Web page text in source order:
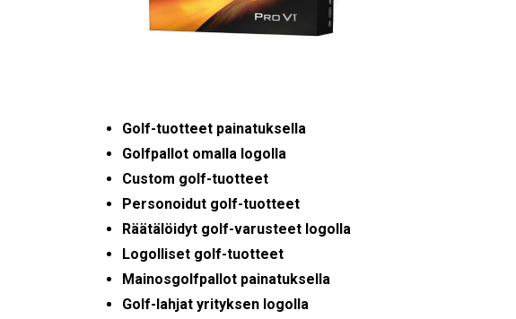
Golf-tuotteet painatuksella
Golfpallot omalla logolla
Custom golf-tuotteet
Personoidut golf-tuotteet
Räätälöidyt golf-varusteet logolla
Logolliset golf-tuotteet
Mainosgolfpallot painatuksella
Golf-lahjat yrityksen logolla